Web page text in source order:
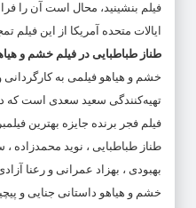
فیلم بنشینید، محال است آن را
ایالات متحده آمریکا از این فیلم
طناز طباطبایی در فیلم خشم و
خشم و هیاهو فیلمی به
تهیه‌کنندگی سعید سعدی است که
فیلم فجر برنده جایزه بهترین
طناز طباطبایی ، نوید محمدزاده ،
بهبودی ، بهزاد عمرانی و رعنا
خشم و هیاهو داستانی جنایی و